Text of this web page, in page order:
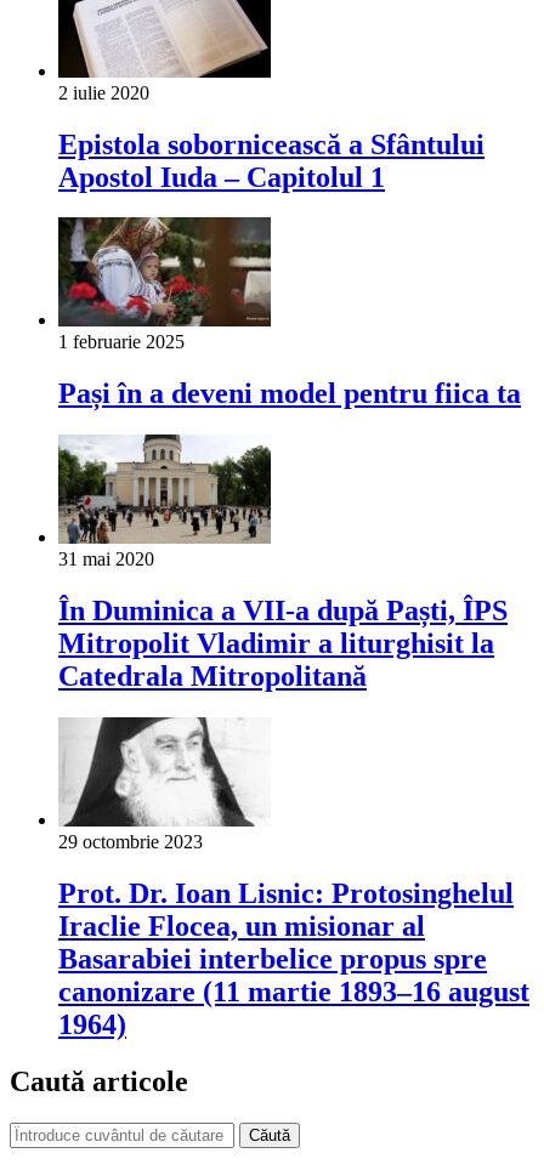
2 iulie 2020
Epistola sobornicească a Sfântului
Apostol Iuda – Capitolul 1
1 februarie 2025
Pași în a deveni model pentru fiica ta
31 mai 2020
În Duminica a VII-a după Paști, ÎPS
Mitropolit Vladimir a liturghisit la
Catedrala Mitropolitană
29 octombrie 2023
Prot. Dr. Ioan Lisnic: Protosinghelul
Iraclie Flocea, un misionar al
Basarabiei interbelice propus spre
canonizare (11 martie 1893–16 august
1964)
Caută articole
Căută